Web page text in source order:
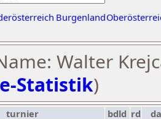
Burgenland
Walter
Statistik)
turnier bdld rd